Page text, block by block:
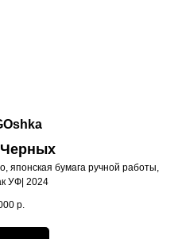
японская бумага ручной работы,
УФ| 2024
р.